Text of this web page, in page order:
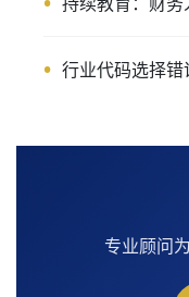
行业代码选择
专业顾问